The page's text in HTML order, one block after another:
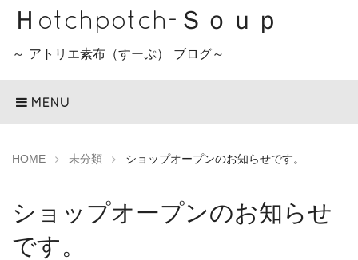
Ｈotchpotch-Ｓｏｕｐ
～ アトリエ素布（すーぷ） ブログ～
MENU
HOME 未分類 ショップオープンのお知らせです。
ショップオープンのお知らせ
です。